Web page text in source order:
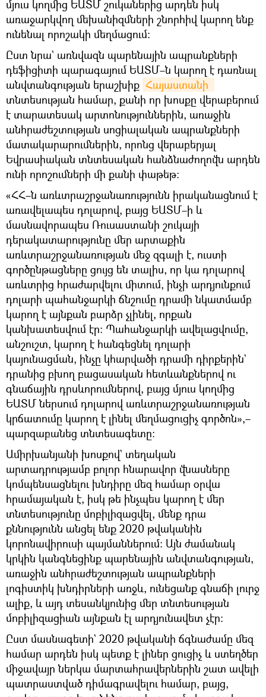
մյուս կողմից ԵԱՏՄ շուկաներից արդեն իսկ
առաջարկվող մեխանիզմների շնորհիվ կարող ենք
ունենալ որոշակի մեղմացում։
Ըստ նրա` առնվազն պարենային ապրանքների
դեֆիցիտի պարագայում ԵԱՏՄ–ն կարող է դառնալ
անվտանգության երաշխիք
տնտեսության համար, քանի որ խոսքը վերաբերում
է տարատեսակ արտոնություններին, առաջին
անհրաժեշտության սոցիալական ապրանքների
մատակարարումներին, որոնց վերաբերյալ
Եվրասիական տնտեսական հանձնաժողովն արդեն
ունի որոշումների մի քանի փաթեթ։
«ՀՀ–ն առևտրաշրջանառությունն իրականացնում է
առավելապես դոլարով, բայց ԵԱՏՄ–ի և
մասնավորապես Ռուսաստանի շուկայի
դերակատարությունը մեր արտաքին
առևտրաշրջանառության մեջ զգալի է, ուստի
գործընթացները ցույց են տալիս, որ կա դոլարով
առևտրից հրաժարվելու միտում, ինչի արդյունքում
դոլարի պահանջարկի ճնշումը դրամի նկատմամբ
կարող է այնքան բարձր չլինել, որքան
կանխատեսվում էր։ Պահանջարկի ավելացվումը,
անշուշտ, կարող է հանգեցնել դոլարի
կայունացման, ինչը կհարվածի դրամի դիրքերին`
դրանից բխող բացասական հետևանքներով ու
գնաճային դրսևորումներով, բայց մյուս կողմից
ԵԱՏՄ ներսում դոլարով առևտրաշրջանառության
կրճատումը կարող է լինել մեղմացուցիչ գործոն»,–
պարզաբանեց տնտեսագետը։
Ամիրխանյանի խոսքով` տեղական
արտադրությամբ բոլոր հնարավոր վնասները
կոմպենսացնելու խնդիրը մեզ համար օրվա
հրամայական է, իսկ թե ինչպես կարող է մեր
տնտեսությունը մոբիլիզացվել, մենք դրա
քննությունն անցել ենք 2020 թվականին
կորոնավիրուսի պայմաններում։ Այն ժամանակ
կրկին կանգնեցինք պարենային անվտանգության,
առաջին անհրաժեշտության ապրանքների
լոգիստիկ խնդիրների առջև, ունեցանք գնաճի լուրջ
ալիք, և այդ տեսանկյունից մեր տնտեսության
մոբիլիզացիան այնքան էլ արդյունավետ չէր։
Ըստ մասնագետի` 2020 թվականի ճգնաժամը մեզ
համար արդեն իսկ պետք է լիներ ցուցիչ և ստեղծեր
միջավայր ներկա մարտահրավերներին շատ ավելի
պատրաստված դիմագրավելու համար, բայց,